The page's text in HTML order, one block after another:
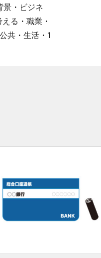
景 ・ ビジネ
える ・職業 ・
共 ・生活 ・ 1